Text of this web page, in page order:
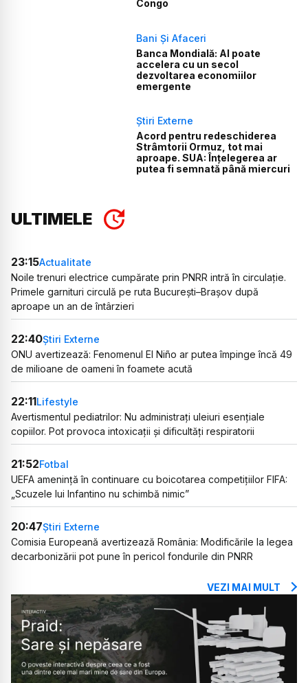
Congo
Bani Și Afaceri
Banca Mondială: AI poate
accelera cu un secol
dezvoltarea economiilor
emergente
Știri Externe
Acord pentru redeschiderea
Strâmtorii Ormuz, tot mai
aproape. SUA: Înțelegerea ar
putea fi semnată până miercuri
ULTIMELE
23:15Actualitate
Noile trenuri electrice cumpărate prin PNRR intră în circulație.
Primele garnituri circulă pe ruta București–Brașov după
aproape un an de întârzieri
22:40Știri Externe
ONU avertizează: Fenomenul El Niño ar putea împinge încă 49
de milioane de oameni în foamete acută
22:11Lifestyle
Avertismentul pediatrilor: Nu administrați uleiuri esențiale
copiilor. Pot provoca intoxicații și dificultăți respiratorii
21:52Fotbal
UEFA amenință în continuare cu boicotarea competițiilor FIFA:
„Scuzele lui Infantino nu schimbă nimic”
20:47Știri Externe
Comisia Europeană avertizează România: Modificările la legea
decarbonizării pot pune în pericol fondurile din PNRR
VEZI MAI MULT